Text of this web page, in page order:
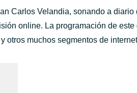
Carlos Velandia, sonando a diario
online. La programación de
otros muchos segmentos de